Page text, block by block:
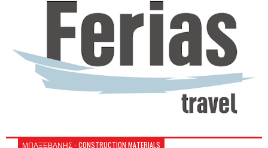
ΜΠΑΞΕΒΑΝΗΣ - CONSTRUCTION MATERIALS